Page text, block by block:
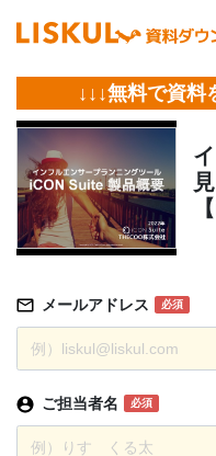
↓↓↓無料で資料
メールアドレス 必須
ご担当者名 必須